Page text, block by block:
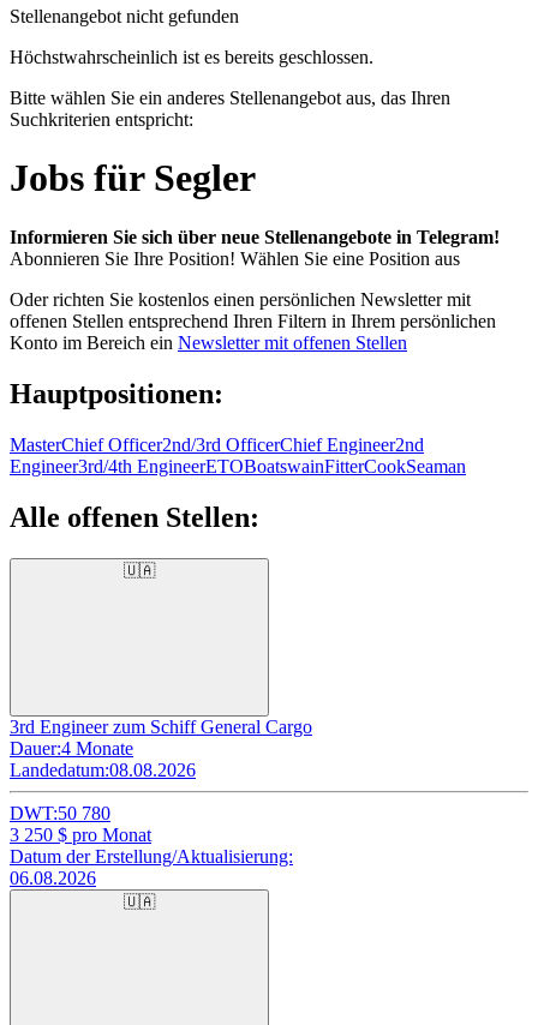
Stellenangebot nicht gefunden
Höchstwahrscheinlich ist es bereits geschlossen.
Bitte wählen Sie ein anderes Stellenangebot aus, das Ihren
Suchkriterien entspricht:
Jobs für Segler
Informieren Sie sich über neue Stellenangebote in Telegram!
Abonnieren Sie Ihre Position! Wählen Sie eine Position aus
Oder richten Sie kostenlos einen persönlichen Newsletter mit
offenen Stellen entsprechend Ihren Filtern in Ihrem persönlichen
Konto im Bereich ein Newsletter mit offenen Stellen
Hauptpositionen:
MasterChief Officer2nd/3rd OfficerChief Engineer2nd
Engineer3rd/4th EngineerETOBoatswainFitterCookSeaman
Alle offenen Stellen:
🇺🇦
3rd Engineer zum Schiff General Cargo
Dauer:4 Monate
Landedatum:08.08.2026
DWT:50 780
3 250 $ pro Monat
Datum der Erstellung/Aktualisierung:
06.08.2026
🇺🇦